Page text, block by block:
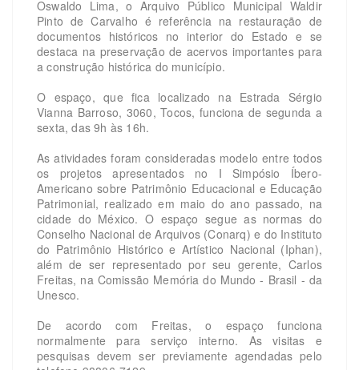
Oswaldo Lima, o Arquivo Público Municipal Waldir
Pinto de Carvalho é referência na restauração de
documentos históricos no interior do Estado e se
destaca na preservação de acervos importantes para
a construção histórica do município.
O espaço, que fica localizado na Estrada Sérgio
Vianna Barroso, 3060, Tocos, funciona de segunda a
sexta, das 9h às 16h.
As atividades foram consideradas modelo entre todos
os projetos apresentados no I Simpósio Íbero-
Americano sobre Patrimônio Educacional e Educação
Patrimonial, realizado em maio do ano passado, na
cidade do México. O espaço segue as normas do
Conselho Nacional de Arquivos (Conarq) e do Instituto
do Patrimônio Histórico e Artístico Nacional (Iphan),
além de ser representado por seu gerente, Carlos
Freitas, na Comissão Memória do Mundo - Brasil - da
Unesco.
De acordo com Freitas, o espaço funciona
normalmente para serviço interno. As visitas e
pesquisas devem ser previamente agendadas pelo